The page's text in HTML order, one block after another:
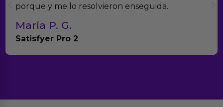
porque y me lo resolvieron enseguida.
Maria P. G.
Satisfyer Pro 2